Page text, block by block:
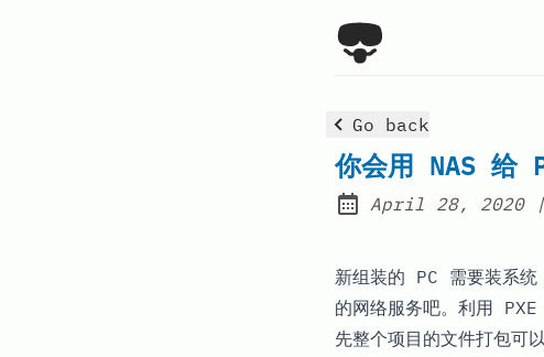
Go back
你会用 NAS 给
Posted on:
April 28, 2020
新组装的 PC 需要装系统
的网络服务吧。利用
先整个项目的文件打包可以